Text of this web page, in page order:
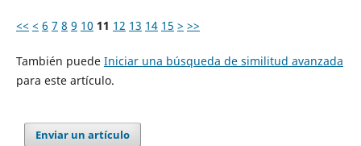
<< < 6 7 8 9 10 11 12 13 14 15 > >>
También puede Iniciar una búsqueda de similitud avanzada
para este artículo.
Enviar un artículo